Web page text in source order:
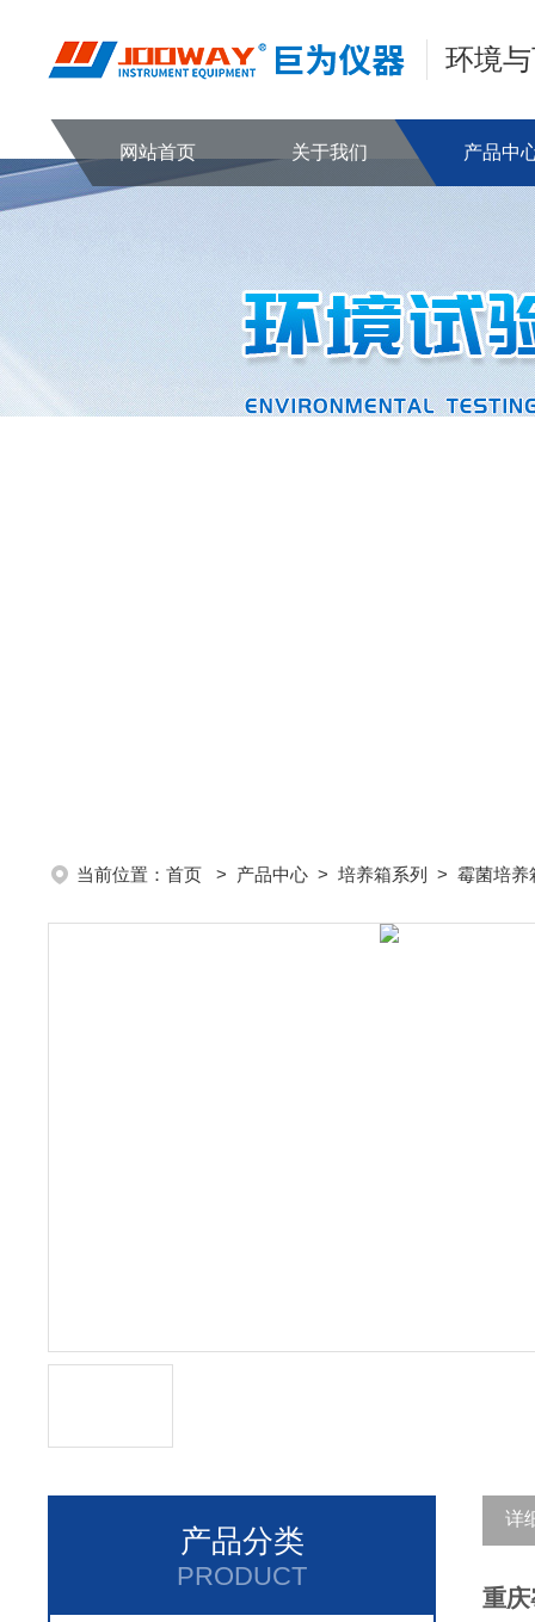
环境
网站首页 关于我们 产品中
当前位置： 首页 > 产品中心 > 培养箱系列 > 霉菌培养
产品分类
PRODUCT
详
重